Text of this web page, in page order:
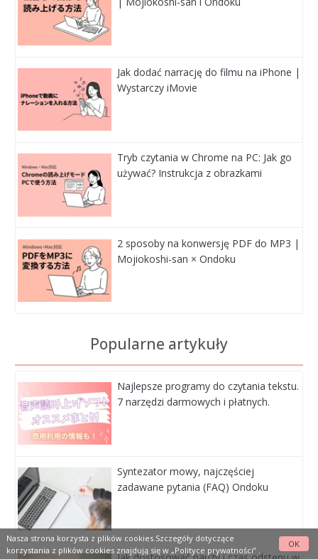
Jak dodać narrację do filmu na iPhone |
Wystarczy iMovie
Tryb czytania w Chrome na PC: Jak go
używać? Instrukcja z obrazkami
2 sposoby na konwersję PDF do MP3 |
Mojiokoshi-san × Ondoku
Popularne artykuły
Najlepsze programy do czytania tekstu.
7 narzędzi darmowych i płatnych.
Syntezator mowy, najczęściej
zadawane pytania (FAQ) Ondoku
Nasza strona korzysta z plików cookies.Szczegóły dotyczące
korzystania z plików cookies znajdują się w „Polityce prywatności”.
OK